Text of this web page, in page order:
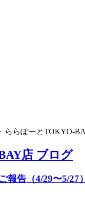
ららぽーとTOKYO-
店 ブログ
報告（4/29〜5/27）